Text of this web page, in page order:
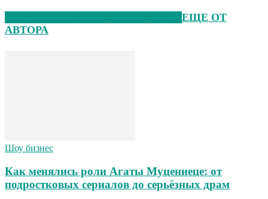
ЕЩЕ ОТ
АВТОРА
Шоу бизнес
Как менялись роли Агаты Муцениеце: от
подростковых сериалов до серьёзных драм